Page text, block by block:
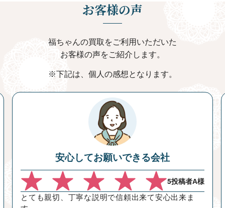
お客様の声
福ちゃんの買取をご利用いただいた
お客様の声をご紹介します。
下記は、個⼈の感想となります。
安心してお願いできる会社
5投稿者A様
とても親切、丁寧な説明で信頼出来て安心出来ま